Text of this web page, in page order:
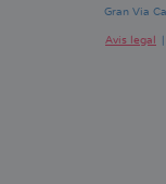
Gran Via
Avís legal